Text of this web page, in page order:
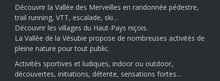
Découvrir la Vallée des Merveilles en randonnée pédestre,
trail running, VTT, escalade, ski…
Découvrir les villages du Haut-Pays niçois.
La Vallée de la Vésubie propose de nombreuses activités de
pleine nature pour tout public.
Activités sportives et ludiques, indoor ou outdoor,
découvertes, initiations, détente, sensations fortes…